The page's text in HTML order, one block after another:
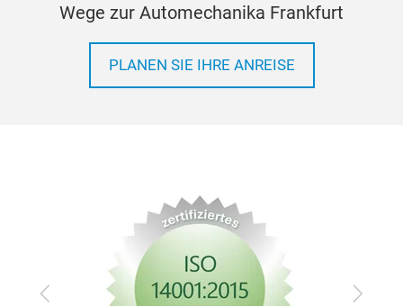
Wege zur Automechanika Frankfurt
PLANEN SIE IHRE ANREISE
Zurück Vor